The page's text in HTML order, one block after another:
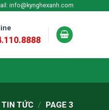
info@kynghexanh.com
TIN TỨC / PAGE 3